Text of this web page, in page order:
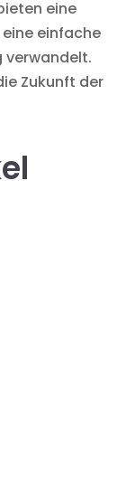
eine
einfache
verwandelt.
Zukunft der